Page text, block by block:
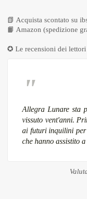
📗 Acquista scontato su
📙 Amazon (spedizione
✪ Le recensioni dei lettori
Allegra Lunare sta
vissuto vent'anni.
ai futuri inquilini per
che hanno assistito